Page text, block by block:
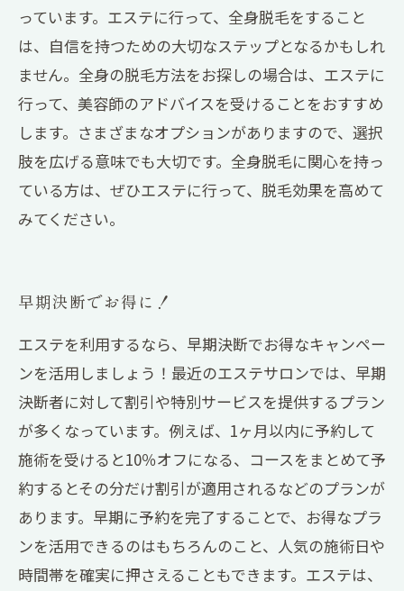
っています。エステに行って、全身脱毛をすること
は、自信を持つための大切なステップとなるかもしれ
ません。全身の脱毛方法をお探しの場合は、エステに
行って、美容師のアドバイスを受けることをおすすめ
します。さまざまなオプションがありますので、選択
肢を広げる意味でも大切です。全身脱毛に関心を持っ
ている方は、ぜひエステに行って、脱毛効果を高めて
みてください。
早期決断でお得に！
エステを利用するなら、早期決断でお得なキャンペー
ンを活用しましょう！最近のエステサロンでは、早期
決断者に対して割引や特別サービスを提供するプラン
が多くなっています。例えば、1ヶ月以内に予約して
施術を受けると10％オフになる、コースをまとめて予
約するとその分だけ割引が適用されるなどのプランが
あります。早期に予約を完了することで、お得なプラ
ンを活用できるのはもちろんのこと、人気の施術日や
時間帯を確実に押さえることもできます。エステは、